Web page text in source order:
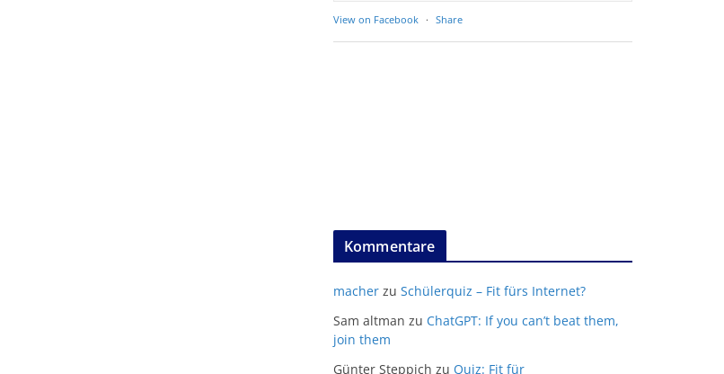
View on Facebook · Share
Kommentare
macher zu Schülerquiz – Fit fürs Internet?
Sam altman zu ChatGPT: If you can’t beat them,
join them
Günter Steppich zu Quiz: Fit für